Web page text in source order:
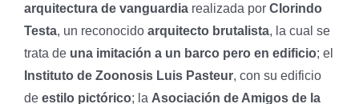
arquitectura de vanguardia realizada por Clorindo
Testa, un reconocido arquitecto brutalista, la cual se
trata de una imitación a un barco pero en edificio; el
Instituto de Zoonosis Luis Pasteur, con su edificio
de estilo pictórico; la Asociación de Amigos de la